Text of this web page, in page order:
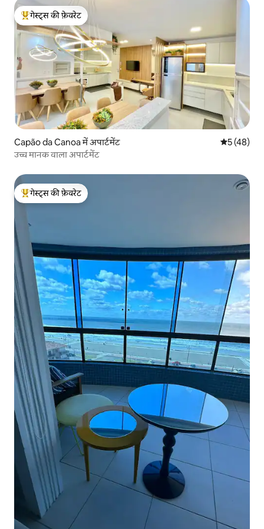
गेस्ट्स का टॉप फ़ेवरेट
गेस्ट्स की फ़ेवरेट
Capão da Canoa में अपार्टमेंट औसत रेटिंग
5 (48)
उच्च मानक वाला अपार्टमेंट
गेस्ट्स का टॉप फ़ेवरेट
गेस्ट्स की फ़ेवरेट